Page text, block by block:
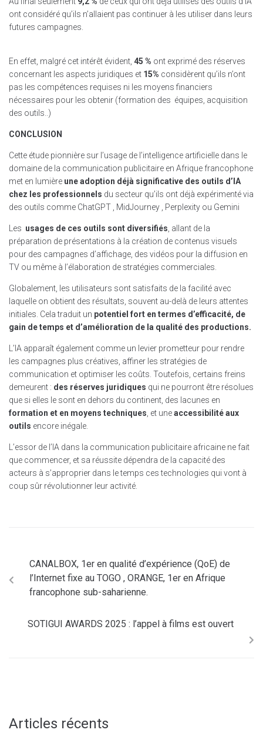
ont considéré qu’ils n’allaient pas continuer à les utiliser dans leurs
futures campagnes.
En effet, malgré cet intérêt évident, 45 % ont exprimé des réserves
concernant les aspects juridiques et 15% considèrent qu’ils n’ont
pas les compétences requises ni les moyens financiers
nécessaires pour les obtenir (formation des équipes, acquisition
des outils..)
CONCLUSION
Cette étude pionnière sur l’usage de l’intelligence artificielle dans le
domaine de la communication publicitaire en Afrique francophone
met en lumière une adoption déjà significative des outils d’IA
chez les professionnels du secteur qu’ils ont déjà expérimenté via
des outils comme ChatGPT , MidJourney , Perplexity ou Gemini
Les usages de ces outils sont diversifiés, allant de la
préparation de présentations à la création de contenus visuels
pour des campagnes d’affichage, des vidéos pour la diffusion en
TV ou même à l’élaboration de stratégies commerciales.
Globalement, les utilisateurs sont satisfaits de la facilité avec
laquelle on obtient des résultats, souvent au-delà de leurs attentes
initiales. Cela traduit un potentiel fort en termes d’efficacité, de
gain de temps et d’amélioration de la qualité des productions.
L’IA apparaît également comme un levier prometteur pour rendre
les campagnes plus créatives, affiner les stratégies de
communication et optimiser les coûts. Toutefois, certains freins
demeurent : des réserves juridiques qui ne pourront être résolues
que si elles le sont en dehors du continent, des lacunes en
formation et en moyens techniques, et uneaccessibilité aux
outils encore inégale.
L’essor de l’IA dans la communication publicitaire africaine ne fait
que commencer, et sa réussite dépendra de la capacité des
acteurs à s’approprier dans le temps ces technologies qui vont à
coup sûr révolutionner leur activité.
CANALBOX, 1er en qualité d’expérience (QoE) de
l’Internet fixe au TOGO , ORANGE, 1er en Afrique
francophone sub-saharienne.
SOTIGUI AWARDS 2025 : l’appel à films est ouvert
Articles récents